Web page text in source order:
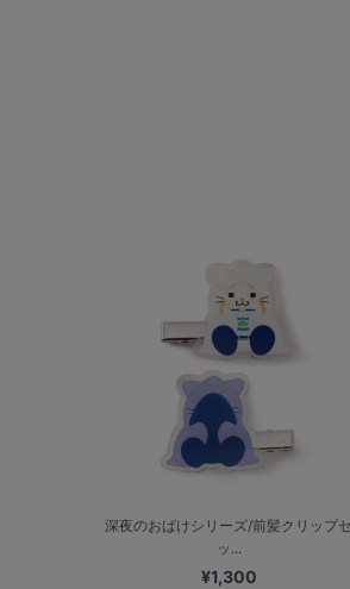
深夜のおばけシリーズ/前髪クリップセ
ッ...
¥1,300